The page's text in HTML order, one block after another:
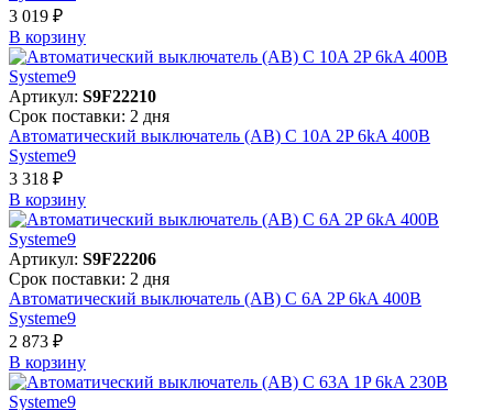
3 019 ₽
В корзинy
Артикул: S9F22210
Срок поставки: 2 дня
Автоматический выключатель (АВ) C 10A 2P 6kA 400В
Systeme9
3 318 ₽
В корзинy
Артикул: S9F22206
Срок поставки: 2 дня
Автоматический выключатель (АВ) C 6A 2P 6kA 400В
Systeme9
2 873 ₽
В корзинy